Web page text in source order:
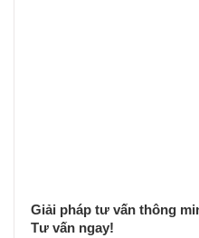
Giải pháp tư vấn thông
Tư vấn ngay!